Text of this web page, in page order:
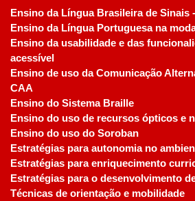
Ensino da Língua Brasileira de Sinais
Ensino da Língua Portuguesa na
Ensino da usabilidade e das
acessível
Ensino de uso da Comunicação
CAA
Ensino do Sistema Braille
Ensino do uso de recursos ópticos e
Ensino do uso do Soroban
Estratégias para autonomia no
Estratégias para enriquecimento
Estratégias para o desenvolvimento
Técnicas de orientação e mobilidade